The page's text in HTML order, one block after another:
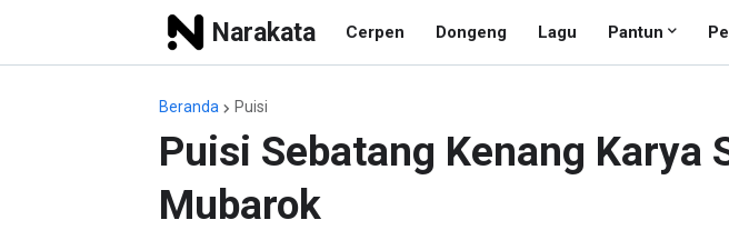
Narakata Cerpen Dongeng Lagu Pantun
Beranda Puisi
Puisi Sebatang Kenang Karya
Mubarok